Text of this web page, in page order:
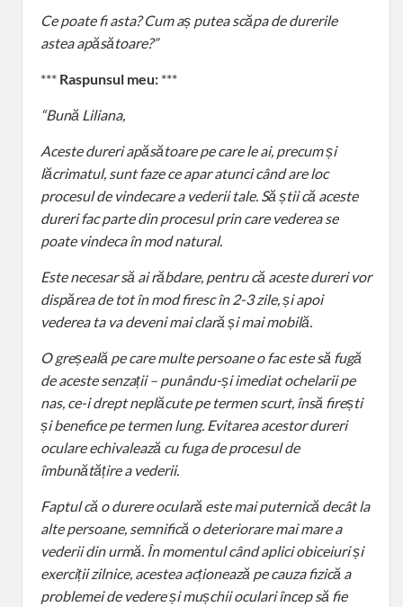
Ce poate fi asta? Cum aș putea scăpa de durerile
astea apăsătoare?”
*** Raspunsul meu: ***
“Bună Liliana,
Aceste dureri apăsătoare pe care le ai, precum și
lăcrimatul, sunt faze ce apar atunci când are loc
procesul de vindecare a vederii tale. Să știi că aceste
dureri fac parte din procesul prin care vederea se
poate vindeca în mod natural.
Este necesar să ai răbdare, pentru că aceste dureri vor
dispărea de tot în mod firesc în 2-3 zile, și apoi
vederea ta va deveni mai clară și mai mobilă.
O greșeală pe care multe persoane o fac este să fugă
de aceste senzații – punându-și imediat ochelarii pe
nas, ce-i drept neplăcute pe termen scurt, însă firești
și benefice pe termen lung. Evitarea acestor dureri
oculare echivalează cu fuga de procesul de
îmbunătățire a vederii.
Faptul că o durere oculară este mai puternică decât la
alte persoane, semnifică o deteriorare mai mare a
vederii din urmă. În momentul când aplici obiceiuri și
exerciții zilnice, acestea acționează pe cauza fizică a
problemei de vedere și mușchii oculari încep să fie